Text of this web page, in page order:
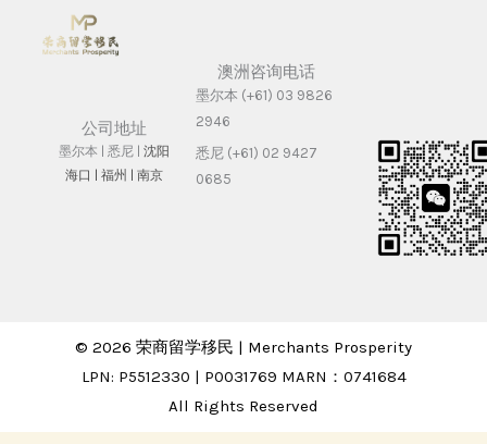
公司地址
墨尔本 | 悉尼 | 沈阳
海⼝ | 福州 | 南京
澳洲咨询电话
墨尔本 (+61) 03 9826
2946
悉尼 (+61) 02 9427
0685
© 2026 荣商留学移民 | Merchants Prosperity
LPN: P5512330 | P0031769 MARN：0741684
All Rights Reserved